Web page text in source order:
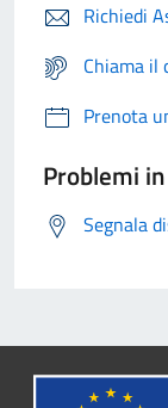
Richiedi
Chiama il
Prenota
Problemi
Segnala